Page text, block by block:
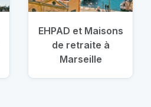
EHPAD et Maisons
de retraite à
Marseille